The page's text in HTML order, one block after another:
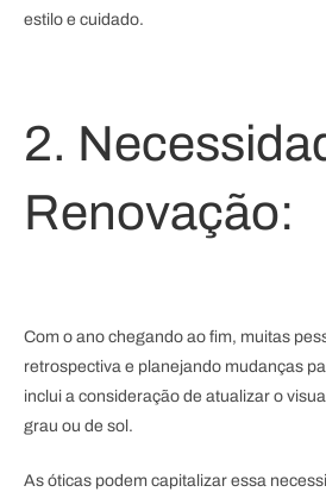
estilo e cuidado.
2.
Renovação:
Com o ano chegando ao fim, muitas
retrospectiva e planejando mudanças
inclui a consideração de atualizar o
grau ou de sol.
As óticas podem capitalizar essa